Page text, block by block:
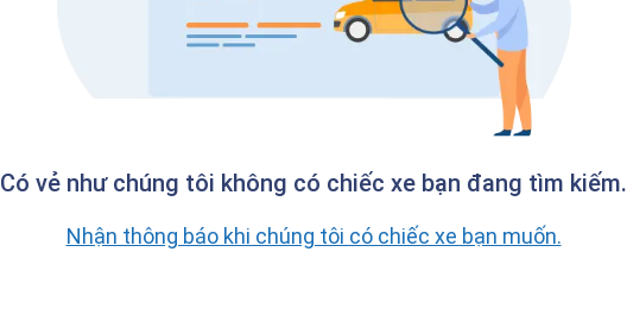
Có vẻ như chúng tôi không có chiếc xe bạn đang tìm kiếm.
Nhận thông báo khi chúng tôi có chiếc xe bạn muốn.